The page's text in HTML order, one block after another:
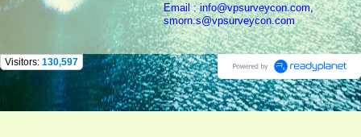
Email : info@vpsurveycon.com,
smorn.s@vpsurveycon.com
Visitors: 130,597